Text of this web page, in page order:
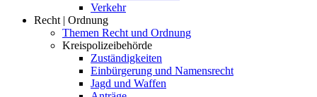
Verkehr
Recht | Ordnung
Themen Recht und Ordnung
Kreispolizeibehörde
Zuständigkeiten
Einbürgerung und Namensrecht
Jagd und Waffen